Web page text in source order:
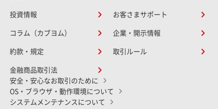
投資情報 お客さまサポート
コラム（カブヨム） 企業・開示情報
約款・規定 取引ルール
金融商品取引法
安全・安心なお取引のために
OS・ブラウザ・動作環境について
システムメンテナンスについて